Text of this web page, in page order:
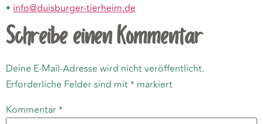
• info@duisburger-tierheim.de
Schreibe einen Kommentar
Deine E-Mail-Adresse wird nicht veröffentlicht.
Erforderliche Felder sind mit* markiert
Kommentar*